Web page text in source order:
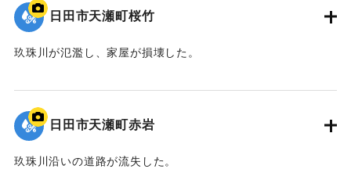
日田市天瀬町桜竹
玖珠川が氾濫し、家屋が損壊した。
2020/7/6｜固有コード:01215078
日田市天瀬町赤岩
玖珠川沿いの道路が流失した。